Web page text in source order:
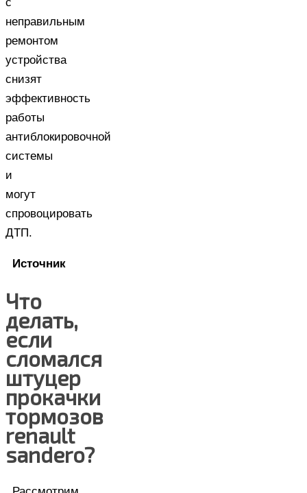
неправильным
ремонтом
устройства
снизят
эффективность
работы
антиблокировочной
системы
и
могут
спровоцировать
ДТП.
Источник
Что
делать,
если
сломался
штуцер
прокачки
тормозов
renault
sandero?